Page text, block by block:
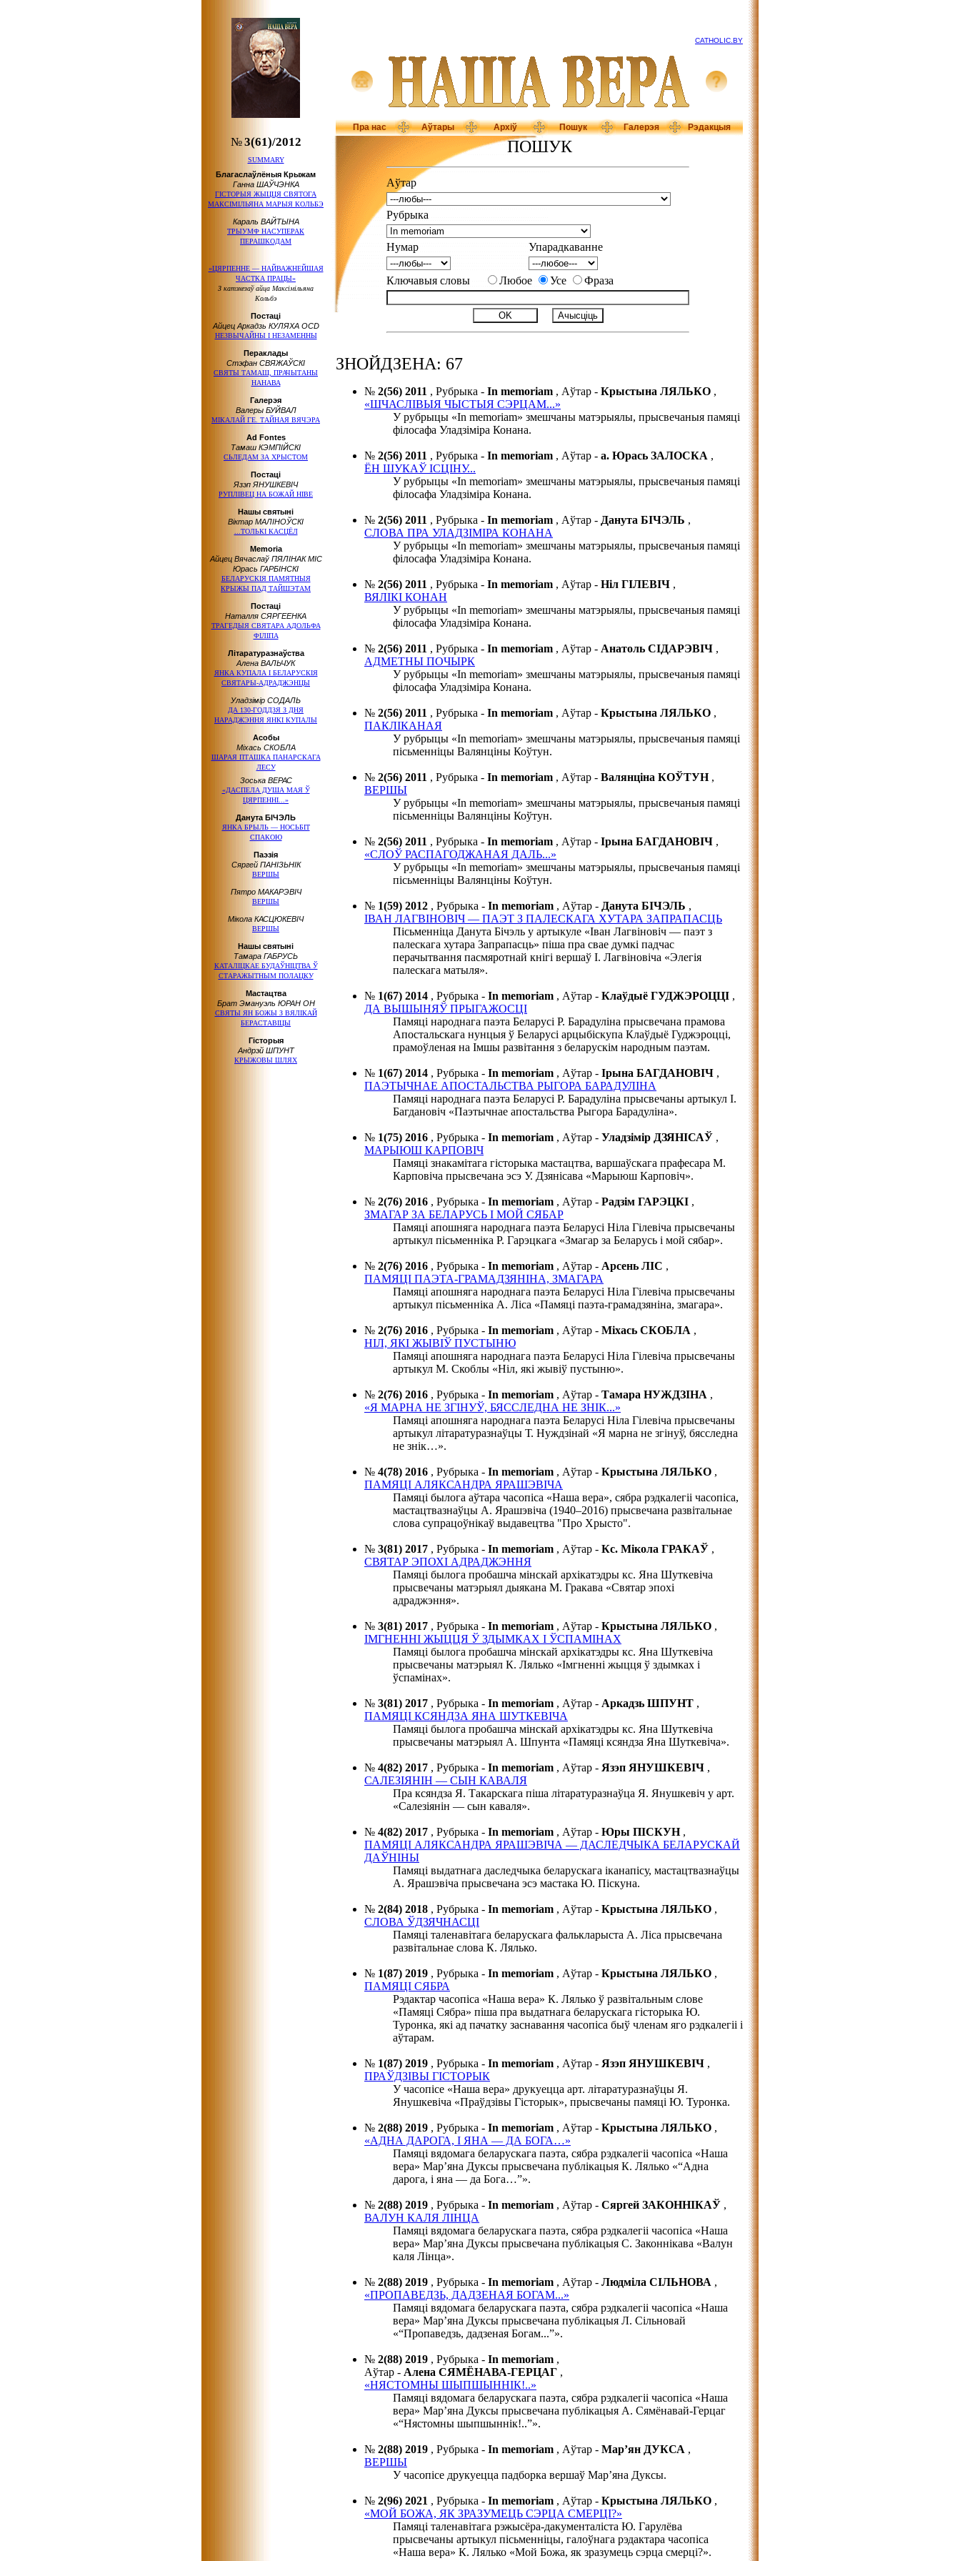
CATHOLIC.BY
Пра нас Аўтары Архіў Пошук Галерэя Рэдакцыя
№3(61)/2012
SUMMARY
Благаслаўлёныя Крыжам
Ганна ШАЎЧЭНКА
ГІСТОРЫЯ ЖЫЦЦЯ СВЯТОГА
МАКСІМІЛЬЯНА МАРЫЯ КОЛЬБЭ
Караль ВАЙТЫНА
ТРЫУМФ НАСУПЕРАК
ПЕРАШКОДАМ
«ЦЯРПЕННЕ — НАЙВАЖНЕЙШАЯ
ЧАСТКА ПРАЦЫ»
З катэхезаў айца Максімільяна
Кольбэ
Постаці
Айцец Аркадзь КУЛЯХА OCD
НЕЗВЫЧАЙНЫ І НЕЗАМЕННЫ
Пераклады
Стэфан СВЯЖАЎСКІ
СВЯТЫ ТАМАШ, ПРАЧЫТАНЫ
НАНАВА
Галерэя
Валеры БУЙВАЛ
МІКАЛАЙ ГЕ. ТАЙНАЯ ВЯЧЭРА
Ad Fontes
Тамаш КЭМПІЙСКІ
СЬЛЕДАМ ЗА ХРЫСТОМ
Постаці
Язэп ЯНУШКЕВІЧ
РУПЛІВЕЦ НА БОЖАЙ НІВЕ
Нашы святыні
Віктар МАЛІНОЎСКІ
...ТОЛЬКІ КАСЦЁЛ
Memoria
Айцец Вячаслаў ПЯЛІНАК MIC
Юрась ГАРБІНСКІ
БЕЛАРУСКІЯ ПАМЯТНЫЯ
КРЫЖЫ ПАД ТАЙШЭТАМ
Постаці
Наталля СЯРГЕЕНКА
ТРАГЕДЫЯ СВЯТАРА АДОЛЬФА
ФІЛІПА
Літаратуразнаўства
Алена ВАЛЬЧУК
ЯНКА КУПАЛА І БЕЛАРУСКІЯ
СВЯТАРЫ-АДРАДЖЭНЦЫ
Уладзімір СОДАЛЬ
ДА 130-ГОДДЗЯ З ДНЯ
НАРАДЖЭННЯ ЯНКІ КУПАЛЫ
Асобы
Міхась СКОБЛА
ШАРАЯ ПТАШКА ПАНАРСКАГА
ЛЕСУ
Зоська ВЕРАС
«ДАСПЕЛА ДУША МАЯ Ў
ЦЯРПЕННІ...»
Данута БІЧЭЛЬ
ЯНКА БРЫЛЬ — НОСЬБІТ
СПАКОЮ
Паэзія
Сяргей ПАНІЗЬНІК
ВЕРШЫ
Пятро МАКАРЭВІЧ
ВЕРШЫ
Мікола КАСЦЮКЕВІЧ
ВЕРШЫ
Нашы святыні
Тамара ГАБРУСЬ
КАТАЛІЦКАЕ БУДАЎНІЦТВА Ў
СТАРАЖЫТНЫМ ПОЛАЦКУ
Мастацтва
Брат Эмануэль ЮРАН OH
СВЯТЫ ЯН БОЖЫ З ВЯЛІКАЙ
БЕРАСТАВІЦЫ
Гісторыя
Андрэй ШПУНТ
КРЫЖОВЫ ШЛЯХ
ПОШУК
Аўтар
Рубрыка
Нумар Упарадкаванне
Ключавыя словы Любое Усе Фраза
ЗНОЙДЗЕНА: 67
№ 2(56) 2011 , Рубрыка - In memoriam , Аўтар - Крыстына ЛЯЛЬКО ,
«ШЧАСЛІВЫЯ ЧЫСТЫЯ СЭРЦАМ...»
У рубрыцы «In memoriam» змешчаны матэрыялы, прысвечаныя памяці
філосафа Уладзіміра Конана.
№ 2(56) 2011 , Рубрыка - In memoriam , Аўтар - а. Юрась ЗАЛОСКА ,
ЁН ШУКАЎ ІСЦІНУ...
У рубрыцы «In memoriam» змешчаны матэрыялы, прысвечаныя памяці
філосафа Уладзіміра Конана.
№ 2(56) 2011 , Рубрыка - In memoriam , Аўтар - Данута БІЧЭЛЬ ,
СЛОВА ПРА УЛАДЗІМІРА КОНАНА
У рубрыцы «In memoriam» змешчаны матэрыялы, прысвечаныя памяці
філосафа Уладзіміра Конана.
№ 2(56) 2011 , Рубрыка - In memoriam , Аўтар - Ніл ГІЛЕВІЧ ,
ВЯЛІКІ КОНАН
У рубрыцы «In memoriam» змешчаны матэрыялы, прысвечаныя памяці
філосафа Уладзіміра Конана.
№ 2(56) 2011 , Рубрыка - In memoriam , Аўтар - Анатоль СІДАРЭВІЧ ,
АДМЕТНЫ ПОЧЫРК
У рубрыцы «In memoriam» змешчаны матэрыялы, прысвечаныя памяці
філосафа Уладзіміра Конана.
№ 2(56) 2011 , Рубрыка - In memoriam , Аўтар - Крыстына ЛЯЛЬКО ,
ПАКЛІКАНАЯ
У рубрыцы «In memoriam» змешчаны матэрыялы, прысвечаныя памяці
пісьменніцы Валянціны Коўтун.
№ 2(56) 2011 , Рубрыка - In memoriam , Аўтар - Валянціна КОЎТУН ,
ВЕРШЫ
У рубрыцы «In memoriam» змешчаны матэрыялы, прысвечаныя памяці
пісьменніцы Валянціны Коўтун.
№ 2(56) 2011 , Рубрыка - In memoriam , Аўтар - Ірына БАГДАНОВІЧ ,
«СЛОЎ РАСПАГОДЖАНАЯ ДАЛЬ...»
У рубрыцы «In memoriam» змешчаны матэрыялы, прысвечаныя памяці
пісьменніцы Валянціны Коўтун.
№ 1(59) 2012 , Рубрыка - In memoriam , Аўтар - Данута БІЧЭЛЬ ,
ІВАН ЛАГВІНОВІЧ — ПАЭТ З ПАЛЕСКАГА ХУТАРА ЗАПРАПАСЦЬ
Пісьменніца Данута Бічэль у артыкуле «Іван Лагвіновіч — паэт з
палескага хутара Запрапасць» піша пра свае думкі падчас
перачытвання пасмяротнай кнігі вершаў І. Лагвіновіча «Элегія
палескага матыля».
№ 1(67) 2014 , Рубрыка - In memoriam , Аўтар - Клаўдыё ГУДЖЭРОЦЦІ ,
ДА ВЫШЫНЯЎ ПРЫГАЖОСЦІ
Памяці народнага паэта Беларусі Р. Барадуліна прысвечана прамова
Апостальскага нунцыя ў Беларусі арцыбіскупа Клаўдыё Гуджэроцці,
прамоўленая на Імшы развітання з беларускім народным паэтам.
№ 1(67) 2014 , Рубрыка - In memoriam , Аўтар - Ірына БАГДАНОВІЧ ,
ПАЭТЫЧНАЕ АПОСТАЛЬСТВА РЫГОРА БАРАДУЛІНА
Памяці народнага паэта Беларусі Р. Барадуліна прысвечаны артыкул І.
Багдановіч «Паэтычнае апостальства Рыгора Барадуліна».
№ 1(75) 2016 , Рубрыка - In memoriam , Аўтар - Уладзімір ДЗЯНІСАЎ ,
МАРЫЮШ КАРПОВІЧ
Памяці знакамітага гісторыка мастацтва, варшаўскага прафесара М.
Карповіча прысвечана эсэ У. Дзянісава «Марыюш Карповіч».
№ 2(76) 2016 , Рубрыка - In memoriam , Аўтар - Радзім ГАРЭЦКІ ,
ЗМАГАР ЗА БЕЛАРУСЬ І МОЙ СЯБАР
Памяці апошняга народнага паэта Беларусі Ніла Гілевіча прысвечаны
артыкул пісьменніка Р. Гарэцкага «Змагар за Беларусь і мой сябар».
№ 2(76) 2016 , Рубрыка - In memoriam , Аўтар - Арсень ЛІС ,
ПАМЯЦІ ПАЭТА-ГРАМАДЗЯНІНА, ЗМАГАРА
Памяці апошняга народнага паэта Беларусі Ніла Гілевіча прысвечаны
артыкул пісьменніка А. Ліса «Памяці паэта-грамадзяніна, змагара».
№ 2(76) 2016 , Рубрыка - In memoriam , Аўтар - Міхась СКОБЛА ,
НІЛ, ЯКІ ЖЫВІЎ ПУСТЫНЮ
Памяці апошняга народнага паэта Беларусі Ніла Гілевіча прысвечаны
артыкул М. Скоблы «Ніл, які жывіў пустыню».
№ 2(76) 2016 , Рубрыка - In memoriam , Аўтар - Тамара НУЖДЗІНА ,
«Я МАРНА НЕ ЗГІНУЎ, БЯССЛЕДНА НЕ ЗНІК...»
Памяці апошняга народнага паэта Беларусі Ніла Гілевіча прысвечаны
артыкул літаратуразнаўцы Т. Нуждзінай «Я марна не згінуў, бясследна
не знік…».
№ 4(78) 2016 , Рубрыка - In memoriam , Аўтар - Крыстына ЛЯЛЬКО ,
ПАМЯЦІ АЛЯКСАНДРА ЯРАШЭВІЧА
Памяці былога аўтара часопіса «Наша вера», сябра рэдкалегіі часопіса,
мастацтвазнаўцы А. Ярашэвіча (1940–2016) прысвечана развітальнае
слова супрацоўнікаў выдавецтва "Про Хрысто".
№ 3(81) 2017 , Рубрыка - In memoriam , Аўтар - Кс. Мікола ГРАКАЎ ,
СВЯТАР ЭПОХІ АДРАДЖЭННЯ
Памяці былога пробашча мінскай архікатэдры кс. Яна Шуткевіча
прысвечаны матэрыял дыякана М. Гракава «Святар эпохі
адраджэння».
№ 3(81) 2017 , Рубрыка - In memoriam , Аўтар - Крыстына ЛЯЛЬКО ,
ІМГНЕННІ ЖЫЦЦЯ Ў ЗДЫМКАХ І ЎСПАМІНАХ
Памяці былога пробашча мінскай архікатэдры кс. Яна Шуткевіча
прысвечаны матэрыял К. Лялько «Імгненні жыцця ў здымках і
ўспамінах».
№ 3(81) 2017 , Рубрыка - In memoriam , Аўтар - Аркадзь ШПУНТ ,
ПАМЯЦІ КСЯНДЗА ЯНА ШУТКЕВІЧА
Памяці былога пробашча мінскай архікатэдры кс. Яна Шуткевіча
прысвечаны матэрыял А. Шпунта «Памяці ксяндза Яна Шуткевіча».
№ 4(82) 2017 , Рубрыка - In memoriam , Аўтар - Язэп ЯНУШКЕВІЧ ,
САЛЕЗІЯНІН — СЫН КАВАЛЯ
Пра ксяндза Я. Такарскага піша літаратуразнаўца Я. Янушкевіч у арт.
«Салезіянін — сын каваля».
№ 4(82) 2017 , Рубрыка - In memoriam , Аўтар - Юры ПІСКУН ,
ПАМЯЦІ АЛЯКСАНДРА ЯРАШЭВІЧА — ДАСЛЕДЧЫКА БЕЛАРУСКАЙ
ДАЎНІНЫ
Памяці выдатнага даследчыка беларускага іканапісу, мастацтвазнаўцы
А. Ярашэвіча прысвечана эсэ мастака Ю. Піскуна.
№ 2(84) 2018 , Рубрыка - In memoriam , Аўтар - Крыстына ЛЯЛЬКО ,
СЛОВА ЎДЗЯЧНАСЦІ
Памяці таленавітага беларускага фалькларыста А. Ліса прысвечана
развітальнае слова К. Лялько.
№ 1(87) 2019 , Рубрыка - In memoriam , Аўтар - Крыстына ЛЯЛЬКО ,
ПАМЯЦІ СЯБРА
Рэдактар часопіса «Наша вера» К. Лялько ў развітальным слове
«Памяці Сябра» піша пра выдатнага беларускага гісторыка Ю.
Туронка, які ад пачатку заснавання часопіса быў членам яго рэдкалегіі і
аўтарам.
№ 1(87) 2019 , Рубрыка - In memoriam , Аўтар - Язэп ЯНУШКЕВІЧ ,
ПРАЎДЗІВЫ ГІСТОРЫК
У часопісе «Наша вера» друкуецца арт. літаратуразнаўцы Я.
Янушкевіча «Праўдзівы Гісторык», прысвечаны памяці Ю. Туронка.
№ 2(88) 2019 , Рубрыка - In memoriam , Аўтар - Крыстына ЛЯЛЬКО ,
«АДНА ДАРОГА, І ЯНА — ДА БОГА…»
Памяці вядомага беларускага паэта, сябра рэдкалегіі часопіса «Наша
вера» Мар’яна Дуксы прысвечана публікацыя К. Лялько «“Адна
дарога, і яна — да Бога…”».
№ 2(88) 2019 , Рубрыка - In memoriam , Аўтар - Сяргей ЗАКОННІКАЎ ,
ВАЛУН КАЛЯ ЛІНЦА
Памяці вядомага беларускага паэта, сябра рэдкалегіі часопіса «Наша
вера» Мар’яна Дуксы прысвечана публікацыя С. Законнікава «Валун
каля Лінца».
№ 2(88) 2019 , Рубрыка - In memoriam , Аўтар - Людміла СІЛЬНОВА ,
«ПРОПАВЕДЗЬ, ДАДЗЕНАЯ БОГАМ...»
Памяці вядомага беларускага паэта, сябра рэдкалегіі часопіса «Наша
вера» Мар’яна Дуксы прысвечана публікацыя Л. Сільновай
«“Пропаведзь, дадзеная Богам...”».
№ 2(88) 2019 , Рубрыка - In memoriam ,
Аўтар - Алена СЯМЁНАВА-ГЕРЦАГ ,
«НЯСТОМНЫ ШЫПШЫННІК!..»
Памяці вядомага беларускага паэта, сябра рэдкалегіі часопіса «Наша
вера» Мар’яна Дуксы прысвечана публікацыя А. Сямёнавай-Герцаг
«“Нястомны шыпшыннік!..”».
№ 2(88) 2019 , Рубрыка - In memoriam , Аўтар - Мар’ян ДУКСА ,
ВЕРШЫ
У часопісе друкуецца падборка вершаў Мар’яна Дуксы.
№ 2(96) 2021 , Рубрыка - In memoriam , Аўтар - Крыстына ЛЯЛЬКО ,
«МОЙ БОЖА, ЯК ЗРАЗУМЕЦЬ СЭРЦА СМЕРЦІ?»
Памяці таленавітага рэжысёра-дакументаліста Ю. Гарулёва
прысвечаны артыкул пісьменніцы, галоўнага рэдактара часопіса
«Наша вера» К. Лялько «Мой Божа, як зразумець сэрца смерці?».